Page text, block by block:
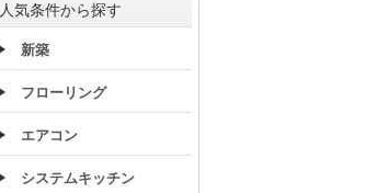
人気条件から探す
新築
フローリング
エアコン
システムキッチン